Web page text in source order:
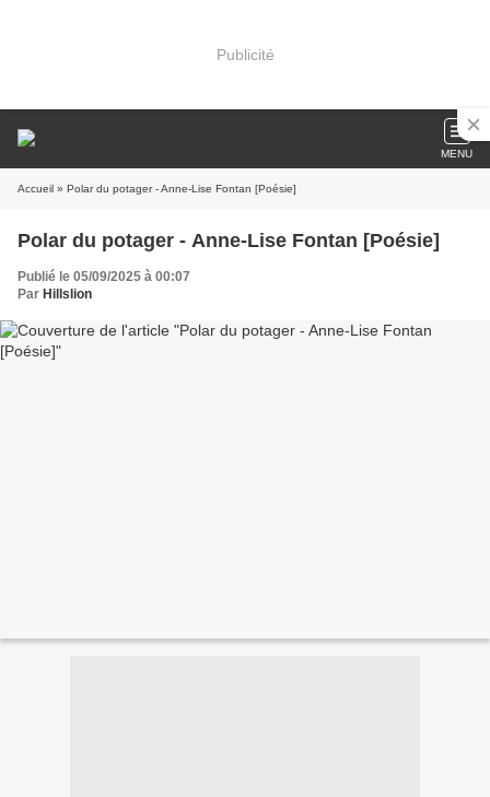
Publicité
MENU
Accueil » Polar du potager - Anne-Lise Fontan [Poésie]
Polar du potager - Anne-Lise Fontan [Poésie]
Publié le 05/09/2025 à 00:07
Par Hillslion